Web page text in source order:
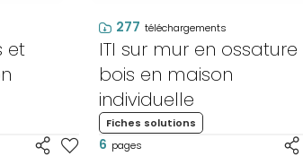
et
277 téléchargements
ITI sur mur en ossature
bois en maison
individuelle
Fiches solutions
6 pages